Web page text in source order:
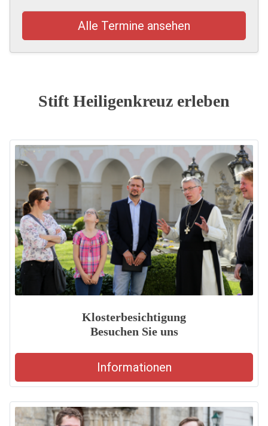
Alle Termine ansehen
Stift Heiligenkreuz erleben
Klosterbesichtigung
Besuchen Sie uns
Informationen